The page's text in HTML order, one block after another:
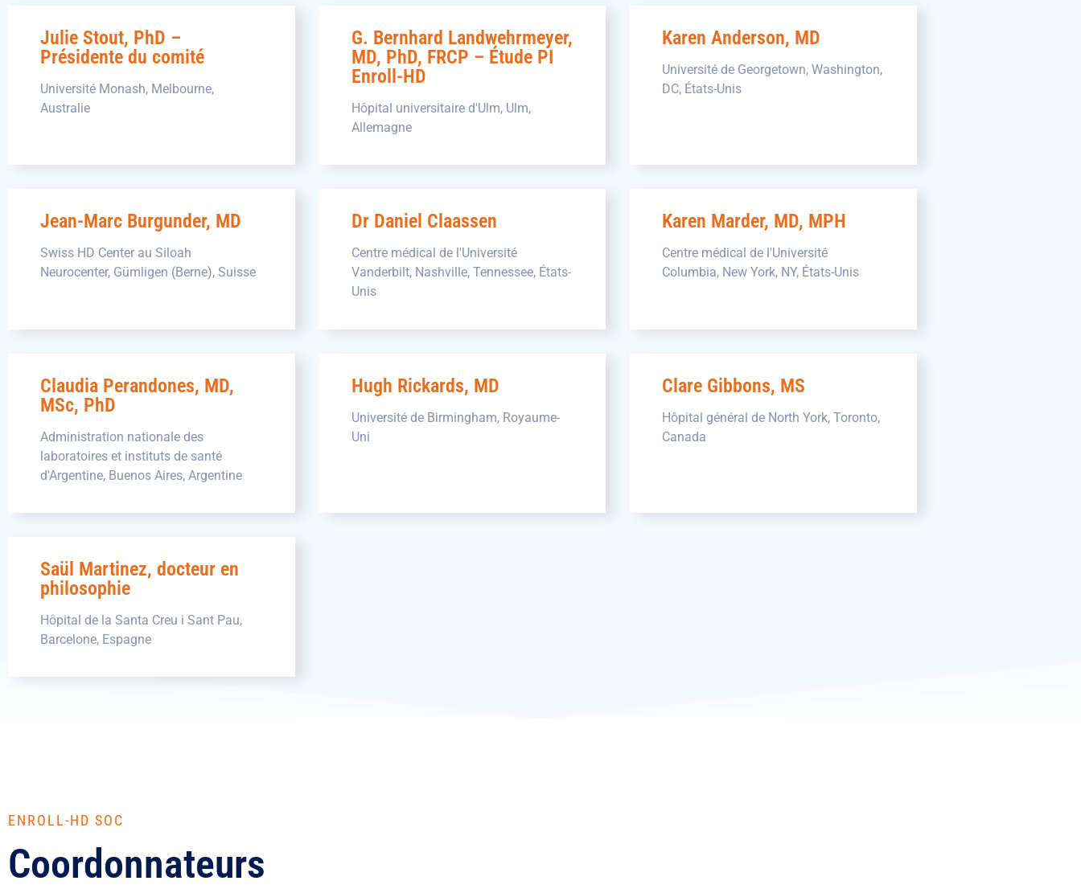
Julie Stout, PhD –
Présidente du comité
Université Monash, Melbourne,
Australie
G. Bernhard Landwehrmeyer,
MD, PhD, FRCP – Étude PI
Enroll-HD
Hôpital universitaire d'Ulm, Ulm,
Allemagne
Karen Anderson, MD
Université de Georgetown, Washington,
DC, États-Unis
Jean-Marc Burgunder, MD
Swiss HD Center au Siloah
Neurocenter, Gümligen (Berne), Suisse
Dr Daniel Claassen
Centre médical de l'Université
Vanderbilt, Nashville, Tennessee, États-
Unis
Karen Marder, MD, MPH
Centre médical de l'Université
Columbia, New York, NY, États-Unis
Claudia Perandones, MD,
MSc, PhD
Administration nationale des
laboratoires et instituts de santé
d'Argentine, Buenos Aires, Argentine
Hugh Rickards, MD
Université de Birmingham, Royaume-
Uni
Clare Gibbons, MS
Hôpital général de North York, Toronto,
Canada
Saül Martinez, docteur en
philosophie
Hôpital de la Santa Creu i Sant Pau,
Barcelone, Espagne
ENROLL-HD SOC
Coordonnateurs